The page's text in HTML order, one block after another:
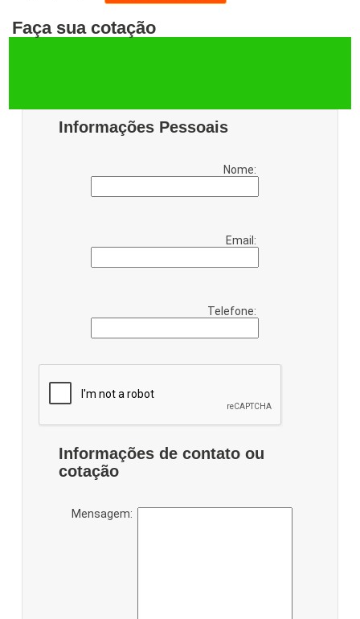
Faça sua cotação
Informações Pessoais
Nome:
Email:
Telefone:
Informações de contato ou
cotação
Mensagem: